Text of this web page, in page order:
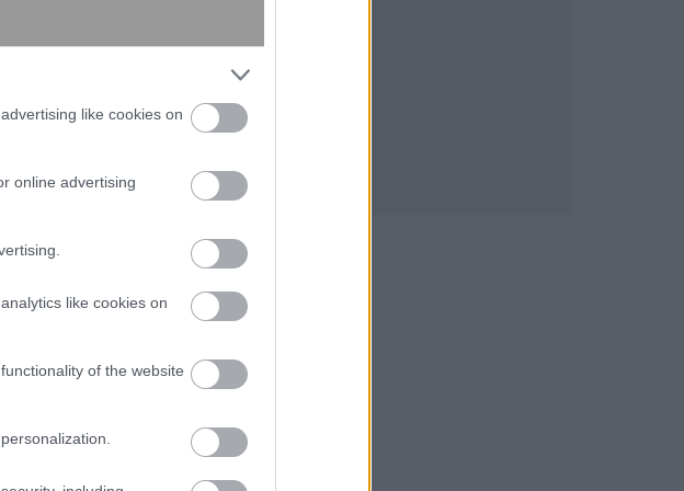
like cookies on
online advertising
like cookies on
of the website
και το
για αυτούς
οι
εκλογές ο